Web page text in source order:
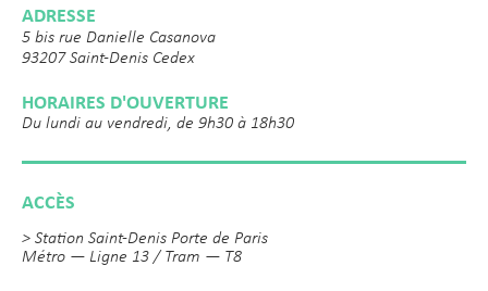
ADRESSE
5 bis rue Danielle Casanova
93207 Saint-Denis Cedex
HORAIRES D'OUVERTURE
Du lundi au vendredi, de 9h30 à 18h30
ACCÈS
> Station Saint-Denis Porte de Paris
Métro — Ligne 13 / Tram — T8